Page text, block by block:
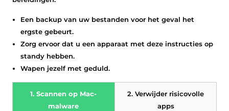
Een backup van uw bestanden voor het geval het
ergste gebeurt.
Zorg ervoor dat u een apparaat met deze instructies op
standy hebben.
Wapen jezelf met geduld.
1. Scannen op Mac-
malware
2. Verwijder risicovolle
apps